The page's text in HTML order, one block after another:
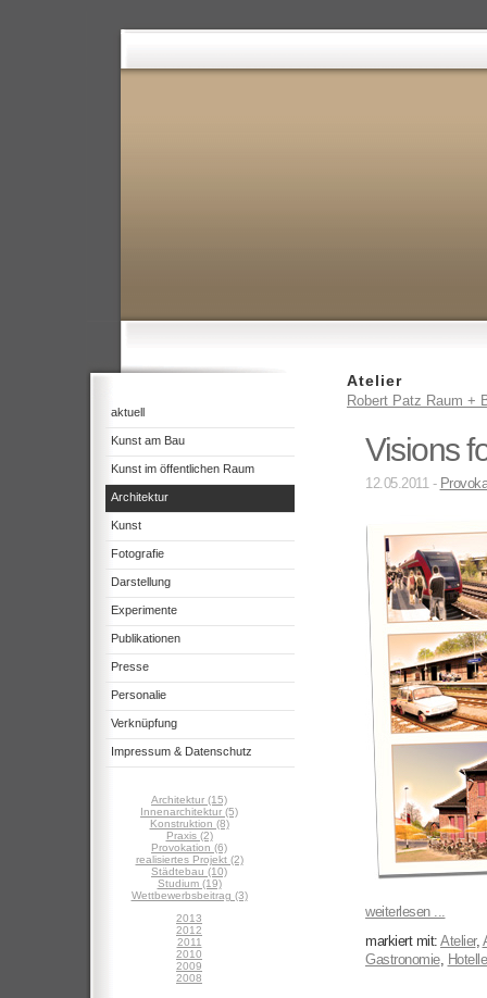
aktuell
Kunst am Bau
Kunst im öffentlichen Raum
Architektur
Kunst
Fotografie
Darstellung
Experimente
Publikationen
Presse
Personalie
Verknüpfung
Impressum & Datenschutz
Architektur (15)
Innenarchitektur (5)
Konstruktion (8)
Praxis (2)
Provokation (6)
realisiertes Projekt (2)
Städtebau (10)
Studium (19)
Wettbewerbsbeitrag (3)
2013
2012
2011
2010
2009
2008
Atelier
Robert Patz Raum +
Visions
12.05.2011 -
weiterlesen ...
markiert mit: Atelier,
Gastronomie,